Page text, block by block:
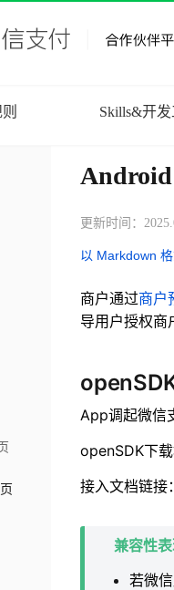
Skills&开
Android
更新时间：
以 Markdown
商户通过商户
导用户授权商
App调起微信
openSDK下载
接入文档链接：
兼容性
若微